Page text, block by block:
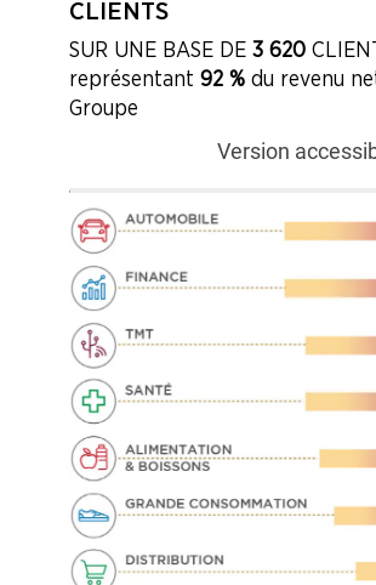
CLIENTS
SUR UNE BASE DE 3 620
représentant 92 %du revenu
Groupe
Version